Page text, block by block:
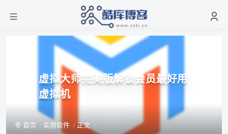
虚拟大师完美版解锁会员最好用
虚拟机
首页 实用软件 正文